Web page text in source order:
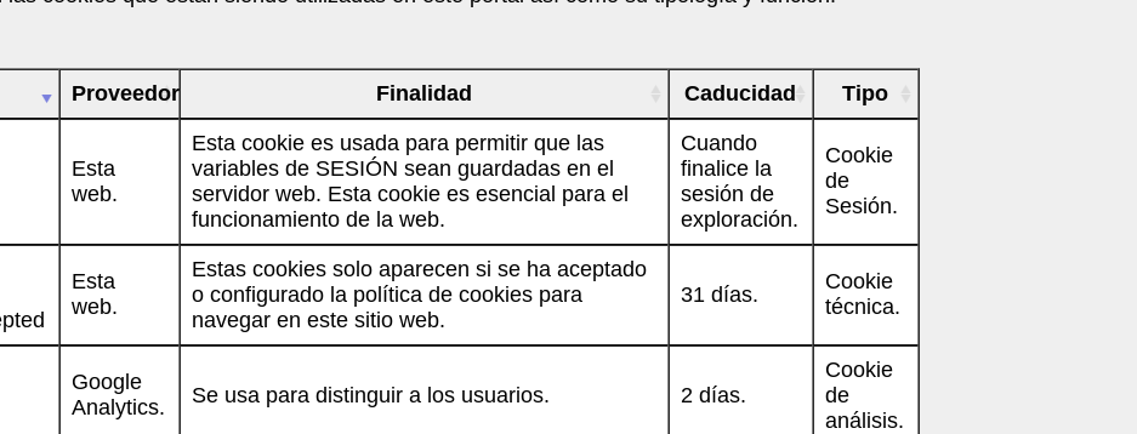
Proveedor Finalidad Caducidad Tipo
Esta
web.
Esta cookie es usada para permitir que las
variables de SESIÓN sean guardadas en el
servidor web. Esta cookie es esencial para el
funcionamiento de la web.
Cuando
finalice la
sesión de
exploración.
Cookie
de
Sesión.
Esta
web.
Estas cookies solo aparecen si se ha aceptado
o configurado la política de cookies para
navegar en este sitio web.
31 días.
Cookie
técnica.
Google
Analytics.
Se usa para distinguir a los usuarios. 2 días.
Cookie
de
análisis.